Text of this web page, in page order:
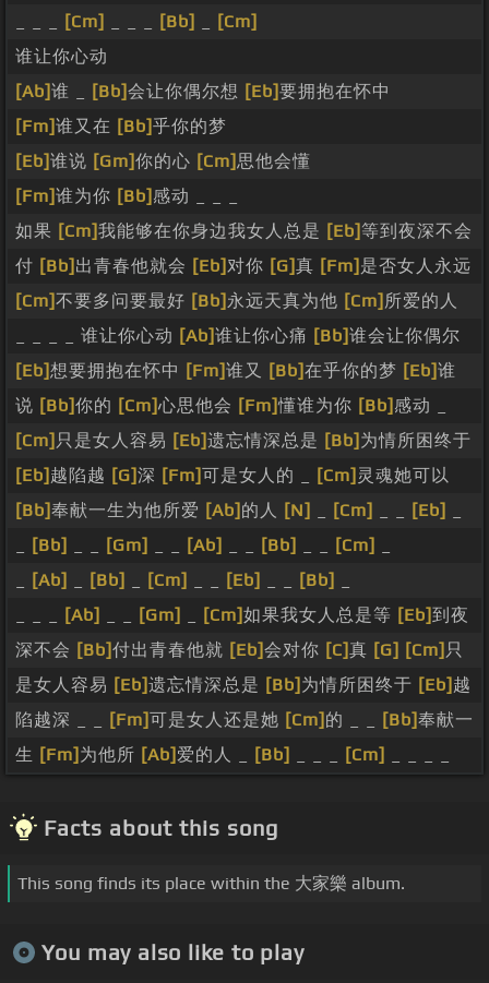
[Cm] [Bb]
[Cm]
谁让你心动
[Ab]谁 _ [Bb]会让你偶尔想 [Eb]要拥抱在怀中
[Fm]谁又在 [Bb]乎你的梦
[Eb]谁说 [Gm]你的心 [Cm]思他会懂
[Fm]谁为你 [Bb] 感动 _ _ _
如果 [Cm]我能够在你身边我女人总是 [Eb] 等到夜深不会
付 [Bb] 出青春他就会 [Eb]对你 [G]真 [Fm] 是否女人永远
[Cm]不要多问要最好 [Bb] 永远天真为他 [Cm] 所爱的人
_ _ _ _ 谁让你心动 [Ab]谁让你心痛 [Bb]谁会让你偶尔
[Eb]想要拥抱在怀中 [Fm]谁又 [Bb]在乎你的梦 [Eb]谁
说 [Bb]你的 [Cm]心思他会 [Fm]懂谁为你 [Bb] 感动 _
[Cm] 只是女人容易 [Eb]遗忘情深总是 [Bb] 为情所困终于
[Eb] 越陷越 [G]深 [Fm]可是女人的 _ [Cm] 灵魂她可以
[Bb]奉献一生为他所爱 [Ab] 的人 [N] [Cm] [Eb]
[Bb] [Gm] [Ab] [Bb] [Cm]
[Ab] [Bb] [Cm] [Eb] [Bb]
[Ab] [Gm] [Cm]如果我女人总是等 [Eb]到夜
深不会 [Bb]付出青春他就 [Eb]会对你 [C]真 [G] [Cm] 只
是女人容易 [Eb]遗忘情深总是 [Bb] 为情所困终于 [Eb] 越
陷越深 _ _
[Fm]可是女人还是她 [Cm] 的 _ _ [Bb]奉献一
生 [Fm] 为他所 [Ab]爱的人 _ [Bb] [Cm]
Facts about this song
This song finds its place within the 大家樂 album.
You may also like to play